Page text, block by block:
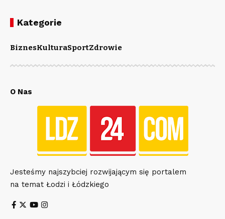
Kategorie
BiznesKulturaSportZdrowie
O Nas
Jesteśmy najszybciej rozwijającym się portalem
na temat Łodzi i Łódzkiego